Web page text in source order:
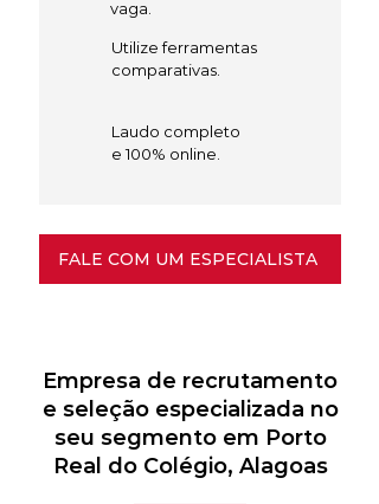
vaga.
Utilize ferramentas
comparativas.
Laudo completo
e 100% online.
FALE COM UM ESPECIALISTA
Empresa de recrutamento
e seleção especializada no
seu segmento em Porto
Real do Colégio, Alagoas